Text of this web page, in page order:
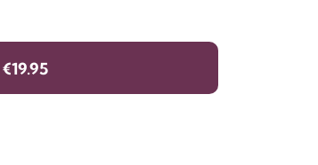
€19.95